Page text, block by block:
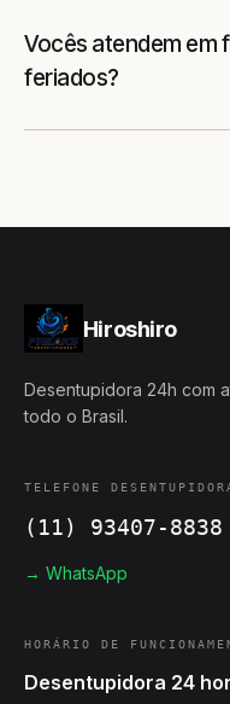
Vocês atendem em
feriados?
Hiroshiro
Desentupidora 24h com
todo o Brasil.
TELEFONE
(11) 93407-8838
→ WhatsApp
HORÁRIO DE
Desentupidora 24